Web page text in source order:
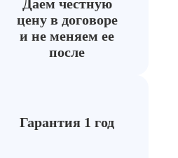
Даем честную
цену в договоре
и не меняем ее
после
Гарантия 1 год